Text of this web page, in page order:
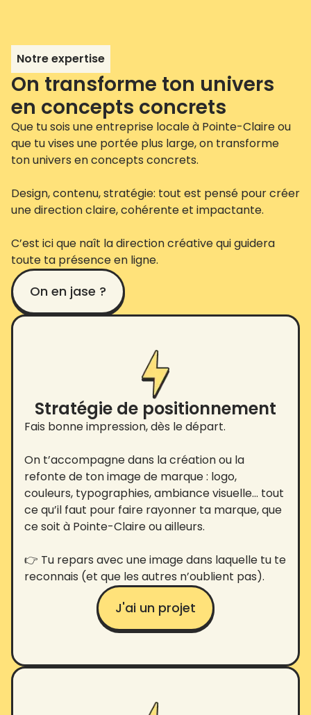
Notre expertise
On transforme ton univers
en concepts concrets
Que tu sois une entreprise locale à Pointe-Claire ou
que tu vises une portée plus large, on transforme
ton univers en concepts concrets.
Design, contenu, stratégie: tout est pensé pour créer
une direction claire, cohérente et impactante.
C’est ici que naît la direction créative qui guidera
toute ta présence en ligne.
On en jase ?
Stratégie de positionnement
Fais bonne impression, dès le départ.
On t’accompagne dans la création ou la
refonte de ton image de marque : logo,
couleurs, typographies, ambiance visuelle… tout
ce qu’il faut pour faire rayonner ta marque, que
ce soit à Pointe-Claire ou ailleurs.
👉 Tu repars avec une image dans laquelle tu te
reconnais (et que les autres n’oublient pas).
J'ai un projet